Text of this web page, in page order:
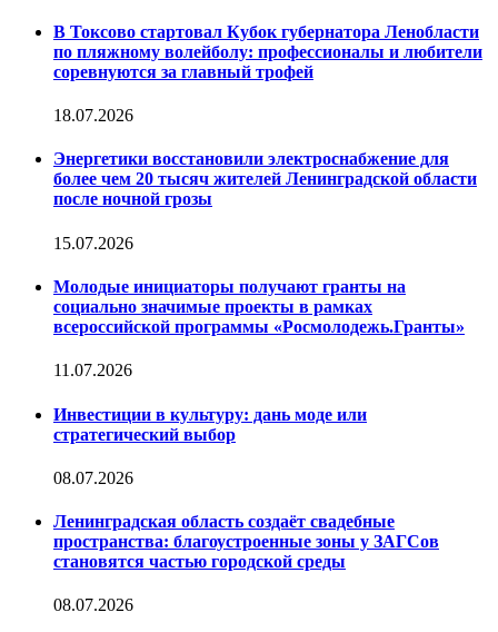
В Токсово стартовал Кубок губернатора Ленобласти
по пляжному волейболу: профессионалы и любители
соревнуются за главный трофей
18.07.2026
Энергетики восстановили электроснабжение для
более чем 20 тысяч жителей Ленинградской области
после ночной грозы
15.07.2026
Молодые инициаторы получают гранты на
социально значимые проекты в рамках
всероссийской программы «Росмолодежь.Гранты»
11.07.2026
Инвестиции в культуру: дань моде или
стратегический выбор
08.07.2026
Ленинградская область создаёт свадебные
пространства: благоустроенные зоны у ЗАГСов
становятся частью городской среды
08.07.2026